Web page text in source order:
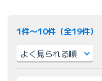
1件〜10件（全19件）